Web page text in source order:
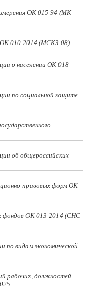
ОК 015-94 (МК
ОК 010-2014 (МСКЗ-08)
о населении ОК 018-
по социальной защите
об общероссийских
правовых форм ОК
фондов ОК 013-2014 (СНС
по видам экономической
рабочих, должностей